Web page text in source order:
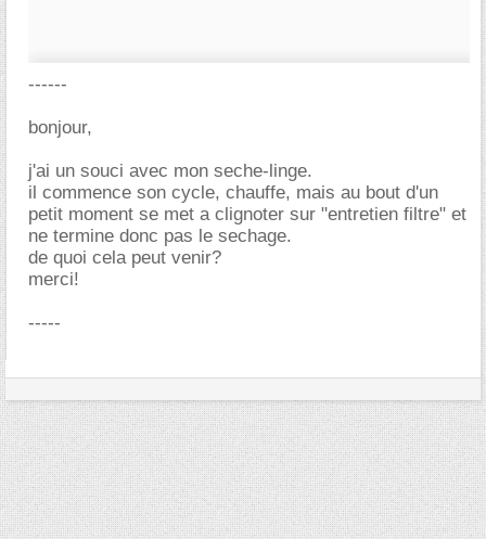
------
bonjour,
j'ai un souci avec mon seche-linge.
il commence son cycle, chauffe, mais au bout d'un
petit moment se met a clignoter sur "entretien filtre" et
ne termine donc pas le sechage.
de quoi cela peut venir?
merci!
-----